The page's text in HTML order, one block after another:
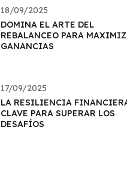
18/09/2025
DOMINA EL ARTE DEL
REBALANCEO PARA
GANANCIAS
17/09/2025
LA RESILIENCIA
CLAVE PARA SUPERAR LOS
DESAFÍOS